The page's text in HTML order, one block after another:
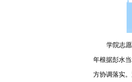
学院志
年根据彭水
方协调落实